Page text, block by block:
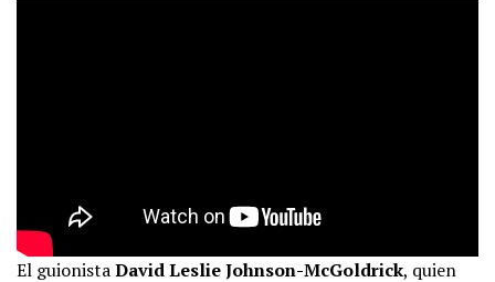
El guionistaDavid Leslie Johnson-McGoldrick, quien